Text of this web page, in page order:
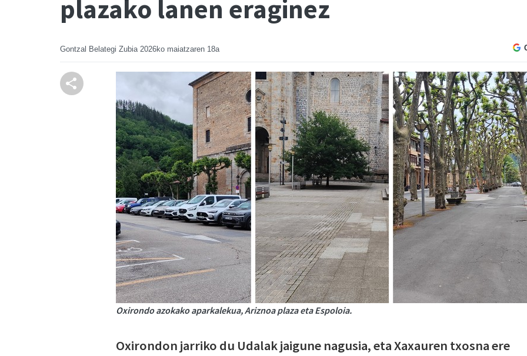
plazako lanen eraginez
Gontzal Belategi Zubia 2026ko maiatzaren 18a
Oxirondo azokako aparkalekua, Ariznoa plaza eta Espoloia.
Oxirondon jarriko du Udalak jaigune nagusia, eta Xaxauren txosna ere